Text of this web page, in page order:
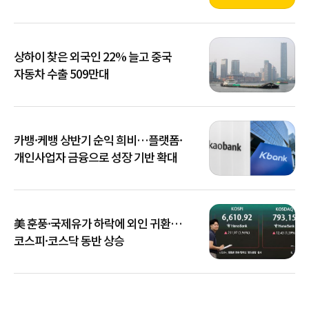
상하이 찾은 외국인 22% 늘고 중국
자동차 수출 509만대
카뱅·케뱅 상반기 순익 희비…플랫폼·
개인사업자 금융으로 성장 기반 확대
美 훈풍·국제유가 하락에 외인 귀환…
코스피·코스닥 동반 상승